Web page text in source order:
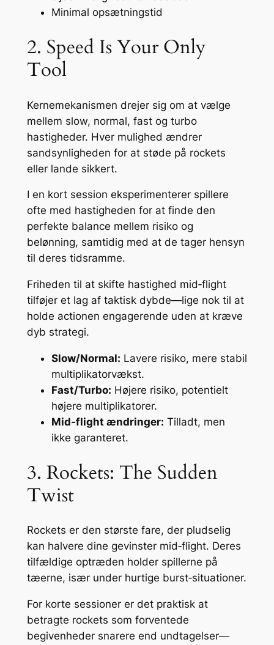
Minimal opsætningstid
2. Speed Is Your Only
Tool
Kernemekanismen drejer sig om at vælge
mellem slow, normal, fast og turbo
hastigheder. Hver mulighed ændrer
sandsynligheden for at støde på rockets
eller lande sikkert.
I en kort session eksperimenterer spillere
ofte med hastigheden for at finde den
perfekte balance mellem risiko og
belønning, samtidig med at de tager hensyn
til deres tidsramme.
Friheden til at skifte hastighed mid‑flight
tilføjer et lag af taktisk dybde—lige nok til at
holde actionen engagerende uden at kræve
dyb strategi.
Slow/Normal: Lavere risiko, mere stabil
multiplikatorvækst.
Fast/Turbo: Højere risiko, potentielt
højere multiplikatorer.
Mid‑flight ændringer: Tilladt, men
ikke garanteret.
3. Rockets: The Sudden
Twist
Rockets er den største fare, der pludselig
kan halvere dine gevinster mid‑flight. Deres
tilfældige optræden holder spillerne på
tæerne, især under hurtige burst‑situationer.
For korte sessioner er det praktisk at
betragte rockets som forventede
begivenheder snarere end undtagelser—